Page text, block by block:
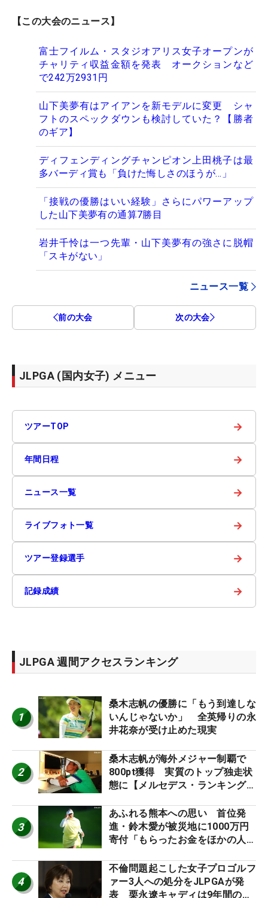
【この大会のニュース】
富士フイルム・スタジオアリス女子オープンが
チャリティ収益金額を発表 オークションなど
で242万2931円
山下美夢有はアイアンを新モデルに変更 シャ
フトのスペックダウンも検討していた？【勝者
のギア】
ディフェンディングチャンピオン上田桃子は最
多バーディ賞も「負けた悔しさのほうが…」
「接戦の優勝はいい経験」さらにパワーアップ
した山下美夢有の通算7勝目
岩井千怜は一つ先輩・山下美夢有の強さに脱帽
「スキがない」
ニュース一覧
前の大会 次の大会
JLPGA (国内女子) メニュー
ツアーTOP →
年間日程 →
ニュース一覧 →
ライブフォト一覧 →
ツアー登録選手 →
記録成績 →
JLPGA 週間アクセスランキング
1
桑木志帆の優勝に「もう到達しな
いんじゃないか」 全英帰りの永
井花奈が受け止めた現実
2
桑木志帆が海外メジャー制覇で
800pt獲得 実質のトップ独走状
態に【メルセデス・ランキング番
3
あふれる熊本への思い 首位発
進・鈴木愛が被災地に1000万円
寄付「もらったお金をほかの人
4
不倫問題起こした女子プロゴルフ
ァー3人への処分をJLPGAが発
表 栗永遼キャディは9年間の立